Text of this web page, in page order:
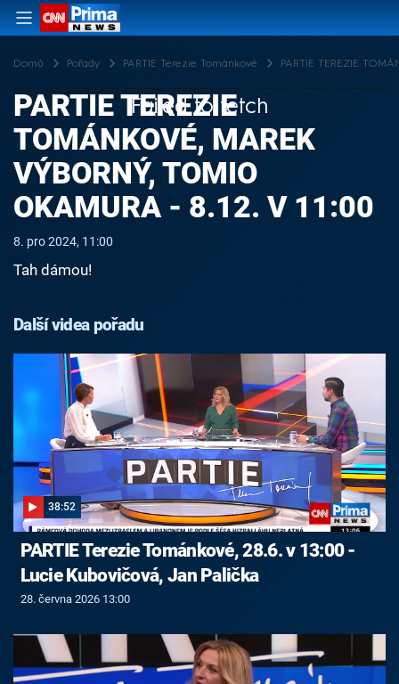
Domů Pořady PARTIE Terezie Tománkové PARTIE TEREZIE
Failed to fetch
PARTIE TEREZIE
TOMÁNKOVÉ, MAREK
VÝBORNÝ, TOMIO
OKAMURA - 8.12. V 11:00
8. pro 2024, 11:00
Tah dámou!
Další videa pořadu
38:52
PARTIE Terezie Tománkové, 28.6. v 13:00 -
Lucie Kubovičová, Jan Palička
28. června 2026 13:00